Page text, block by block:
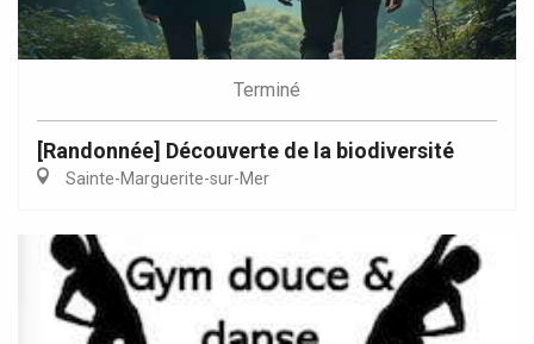
Terminé
[Randonnée] Découverte de la biodiversité
Sainte-Marguerite-sur-Mer